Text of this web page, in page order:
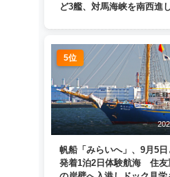
ど3艦、対馬海峡を南西進
5位
帆船「みらいへ」、9月5
発着1泊2日体験航海 住友